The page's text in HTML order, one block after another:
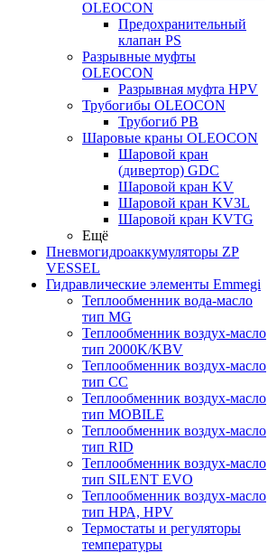
OLEOCON
Предохранительный
клапан PS
Разрывные муфты
OLEOCON
Разрывная муфта HPV
Трубогибы OLEOCON
Трубогиб PB
Шаровые краны OLEOCON
Шаровой кран
(дивертор) GDC
Шаровой кран KV
Шаровой кран KV3L
Шаровой кран KVTG
Ещё
Пневмогидроаккумуляторы ZP
VESSEL
Гидравлические элементы Emmegi
Теплообменник вода-масло
тип MG
Теплообменник воздух-масло
тип 2000K/KBV
Теплообменник воздух-масло
тип CC
Теплообменник воздух-масло
тип MOBILE
Теплообменник воздух-масло
тип RID
Теплообменник воздух-масло
тип SILENT EVO
Теплообменник воздух-масло
тип НРА, HPV
Термостаты и регуляторы
температуры